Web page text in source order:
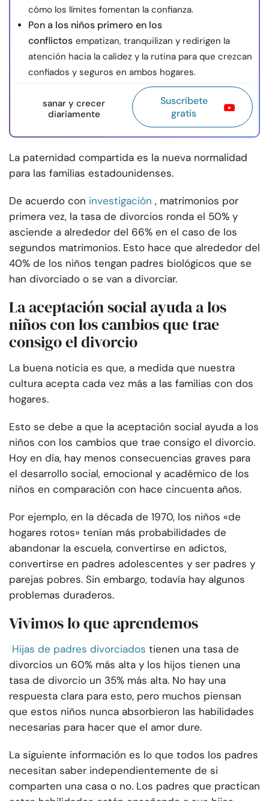
cómo los límites fomentan la confianza.
Pon a los niños primero en los
conflictos empatizan, tranquilizan y redirigen la
atención hacia la calidez y la rutina para que crezcan
confiados y seguros en ambos hogares.
sanar y crecer
diariamente
Suscríbete
gratis
La paternidad compartida es la nueva normalidad
para las familias estadounidenses.
De acuerdo con investigación , matrimonios por
primera vez, la tasa de divorcios ronda el 50% y
asciende a alrededor del 66% en el caso de los
segundos matrimonios. Esto hace que alrededor del
40% de los niños tengan padres biológicos que se
han divorciado o se van a divorciar.
La aceptación social ayuda a los
niños con los cambios que trae
consigo el divorcio
La buena noticia es que, a medida que nuestra
cultura acepta cada vez más a las familias con dos
hogares.
Esto se debe a que la aceptación social ayuda a los
niños con los cambios que trae consigo el divorcio.
Hoy en día, hay menos consecuencias graves para
el desarrollo social, emocional y académico de los
niños en comparación con hace cincuenta años.
Por ejemplo, en la década de 1970, los niños «de
hogares rotos» tenían más probabilidades de
abandonar la escuela, convertirse en adictos,
convertirse en padres adolescentes y ser padres y
parejas pobres. Sin embargo, todavía hay algunos
problemas duraderos.
Vivimos lo que aprendemos
Hijas de padres divorciados tienen una tasa de
divorcios un 60% más alta y los hijos tienen una
tasa de divorcio un 35% más alta. No hay una
respuesta clara para esto, pero muchos piensan
que estos niños nunca absorbieron las habilidades
necesarias para hacer que el amor dure.
La siguiente información es lo que todos los padres
necesitan saber independientemente de si
comparten una casa o no. Los padres que practican